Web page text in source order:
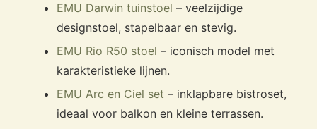
EMU Darwin tuinstoel – veelzijdige
designstoel, stapelbaar en stevig.
EMU Rio R50 stoel – iconisch model met
karakteristieke lijnen.
EMU Arc en Ciel set – inklapbare bistroset,
ideaal voor balkon en kleine terrassen.